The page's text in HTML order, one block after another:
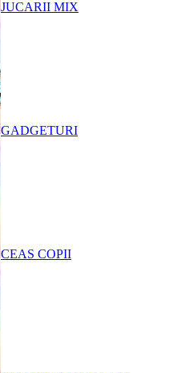
JUCARII MIX
GADGETURI
CEAS COPII